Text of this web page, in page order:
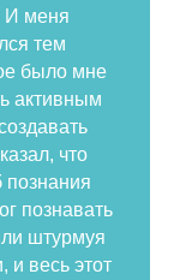
И меня
тем
было мне
активным
что
познания
познавать
штурмуя
и весь этот